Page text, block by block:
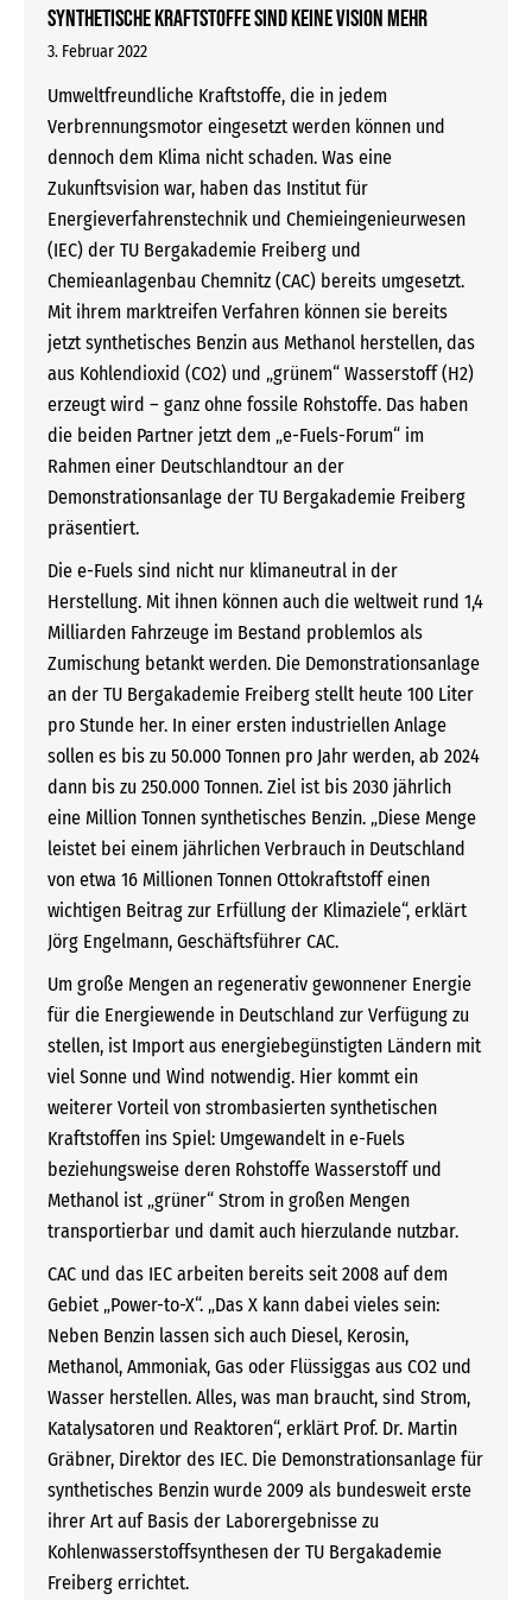
Synthetische Kraftstoffe sind keine Vision mehr
3. Februar 2022
Umweltfreundliche Kraftstoffe, die in jedem
Verbrennungsmotor eingesetzt werden können und
dennoch dem Klima nicht schaden. Was eine
Zukunftsvision war, haben das Institut für
Energieverfahrenstechnik und Chemieingenieurwesen
(IEC) der TU Bergakademie Freiberg und
Chemieanlagenbau Chemnitz (CAC) bereits umgesetzt.
Mit ihrem marktreifen Verfahren können sie bereits
jetzt synthetisches Benzin aus Methanol herstellen, das
aus Kohlendioxid (CO2) und „grünem“ Wasserstoff (H2)
erzeugt wird – ganz ohne fossile Rohstoffe. Das haben
die beiden Partner jetzt dem „e-Fuels-Forum“ im
Rahmen einer Deutschlandtour an der
Demonstrationsanlage der TU Bergakademie Freiberg
präsentiert.
Die e-Fuels sind nicht nur klimaneutral in der
Herstellung. Mit ihnen können auch die weltweit rund 1,4
Milliarden Fahrzeuge im Bestand problemlos als
Zumischung betankt werden. Die Demonstrationsanlage
an der TU Bergakademie Freiberg stellt heute 100 Liter
pro Stunde her. In einer ersten industriellen Anlage
sollen es bis zu 50.000 Tonnen pro Jahr werden, ab 2024
dann bis zu 250.000 Tonnen. Ziel ist bis 2030 jährlich
eine Million Tonnen synthetisches Benzin. „Diese Menge
leistet bei einem jährlichen Verbrauch in Deutschland
von etwa 16 Millionen Tonnen Ottokraftstoff einen
wichtigen Beitrag zur Erfüllung der Klimaziele“, erklärt
Jörg Engelmann, Geschäftsführer CAC.
Um große Mengen an regenerativ gewonnener Energie
für die Energiewende in Deutschland zur Verfügung zu
stellen, ist Import aus energiebegünstigten Ländern mit
viel Sonne und Wind notwendig. Hier kommt ein
weiterer Vorteil von strombasierten synthetischen
Kraftstoffen ins Spiel: Umgewandelt in e-Fuels
beziehungsweise deren Rohstoffe Wasserstoff und
Methanol ist „grüner“ Strom in großen Mengen
transportierbar und damit auch hierzulande nutzbar.
CAC und das IEC arbeiten bereits seit 2008 auf dem
Gebiet „Power-to-X“. „Das X kann dabei vieles sein:
Neben Benzin lassen sich auch Diesel, Kerosin,
Methanol, Ammoniak, Gas oder Flüssiggas aus CO2 und
Wasser herstellen. Alles, was man braucht, sind Strom,
Katalysatoren und Reaktoren“, erklärt Prof. Dr. Martin
Gräbner, Direktor des IEC. Die Demons­trationsanlage für
synthetisches Benzin wurde 2009 als bundesweit erste
ihrer Art auf Basis der Laborergebnisse zu
Kohlenwasserstoffsynthesen der TU Bergakademie
Freiberg errichtet.